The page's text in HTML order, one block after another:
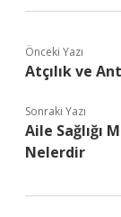
Önceki Yazı
Atçılık ve
Sonraki Yazı
Aile Sağlığı
Nelerdir